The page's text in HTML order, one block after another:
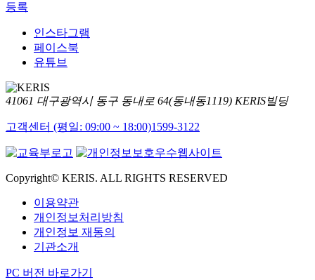
등록
인스타그램
페이스북
유튜브
41061 대구광역시 동구 동내로 64(동내동1119) KERIS빌딩
고객센터 (평일: 09:00 ~ 18:00)1599-3122
Copyright© KERIS. ALL RIGHTS RESERVED
이용약관
개인정보처리방침
개인정보 재동의
기관소개
PC 버전 바로가기